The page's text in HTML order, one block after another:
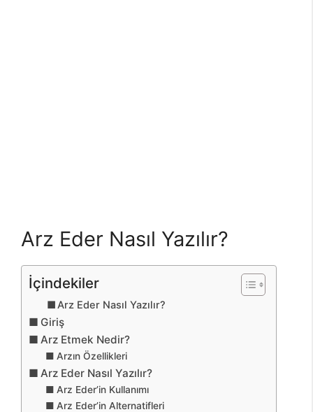
Arz Eder Nasıl Yazılır?
İçindekiler
Arz Eder Nasıl Yazılır?
Giriş
Arz Etmek Nedir?
Arzın Özellikleri
Arz Eder Nasıl Yazılır?
Arz Eder’in Kullanımı
Arz Eder’in Alternatifleri